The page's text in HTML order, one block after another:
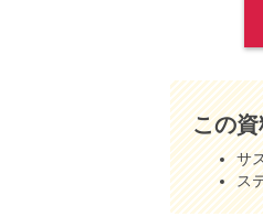
この
サ
ス